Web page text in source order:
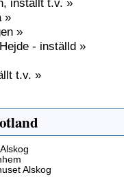
inställt t.v. »
»
»
- inställd »
t.v. »
Alskog